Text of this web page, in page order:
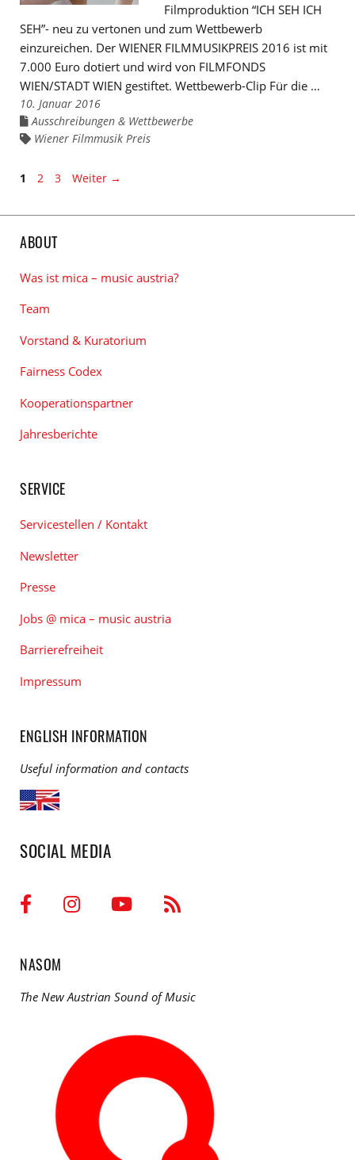
Filmproduktion “ICH SEH ICH
SEH”- neu zu vertonen und zum Wettbewerb
einzureichen. Der WIENER FILMMUSIKPREIS 2016 ist mit
7.000 Euro dotiert und wird von FILMFONDS
WIEN/STADT WIEN gestiftet. Wettbewerb-Clip Für die …
10. Januar 2016
Links
den
Ausschreibungen & Wettbewerbe
Links
Wiener Filmmusik Preis
Seite
1 Seite
2 Seite
3 Weiter →
ABOUT
Was ist mica – music austria?
Team
Vorstand & Kuratorium
Fairness Codex
Kooperationspartner
Jahresberichte
SERVICE
Servicestellen / Kontakt
Newsletter
Presse
Jobs @ mica – music austria
Barrierefreiheit
Impressum
ENGLISH INFORMATION
Useful information and contacts
SOCIAL MEDIA
NASOM
The New Austrian Sound of Music